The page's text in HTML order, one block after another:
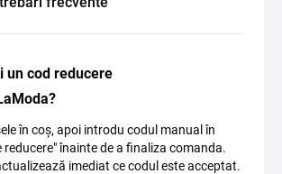
un cod reducere
în coș, apoi introdu codul manual în
reducere" înainte de a finaliza comanda.
imediat ce codul este acceptat.